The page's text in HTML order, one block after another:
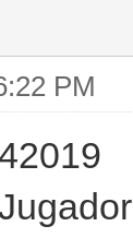
PM